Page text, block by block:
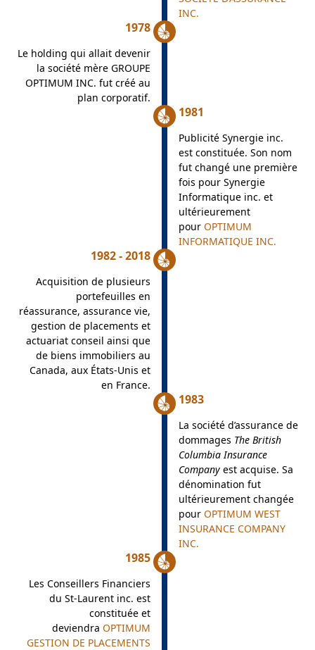
INC.
1978
Le holding qui allait devenir
la société mère GROUPE
OPTIMUM INC. fut créé au
plan corporatif.
1981
Publicité Synergie inc.
est constituée. Son nom
fut changé une première
fois pour Synergie
Informatique inc. et
ultérieurement
pour OPTIMUM
INFORMATIQUE INC.
1982 - 2018
Acquisition de plusieurs
portefeuilles en
réassurance, assurance vie,
gestion de placements et
actuariat conseil ainsi que
de biens immobiliers au
Canada, aux États-Unis et
en France.
1983
La société d’assurance de
dommages The British
Columbia Insurance
Company est acquise. Sa
dénomination fut
ultérieurement changée
pour OPTIMUM WEST
INSURANCE COMPANY
INC.
1985
Les Conseillers Financiers
du St-Laurent inc. est
constituée et
deviendra OPTIMUM
GESTION DE PLACEMENTS